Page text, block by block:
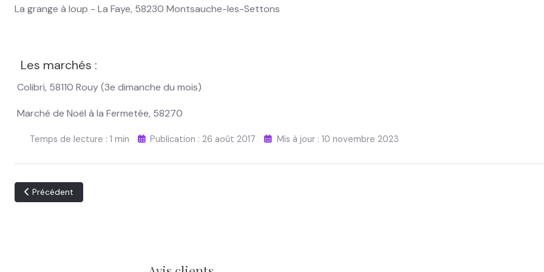
La grange à loup - La Faye, 58230 Montsauche-les-Settons
Les marchés :
Colibri, 58110 Rouy (3e dimanche du mois)
Marché de Noël à la Fermetée, 58270
Temps de lecture : 1 min Publication : 26 août 2017 Mis à jour : 10 novembre 2023
Article précédent : Catalogue de produits Bellecomme
Précédent